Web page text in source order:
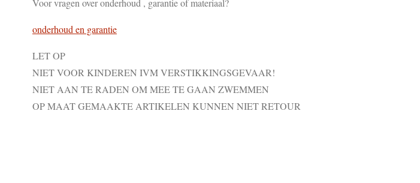
Voor vragen over onderhoud , garantie of materiaal?
onderhoud en garantie
LET OP
NIET VOOR KINDEREN IVM VERSTIKKINGSGEVAAR!
NIET AAN TE RADEN OM MEE TE GAAN ZWEMMEN
OP MAAT GEMAAKTE ARTIKELEN KUNNEN NIET RETOUR